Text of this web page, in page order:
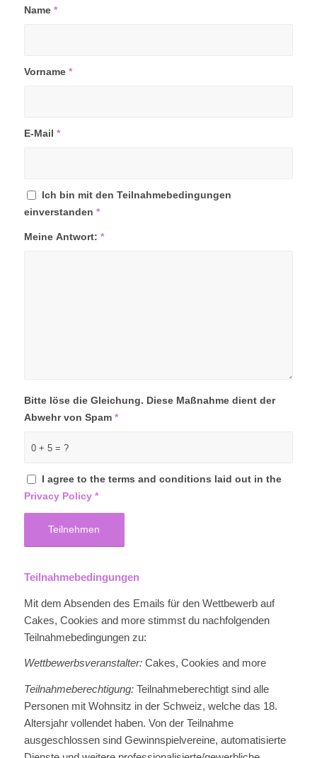
Name *
Vorname *
E-Mail *
Ich bin mit den Teilnahmebedingungen
einverstanden *
Meine Antwort: *
0 + 5 = ?
Bitte löse die Gleichung. Diese Maßnahme dient der
Abwehr von Spam *
I agree to the terms and conditions laid out in the
Privacy Policy *
Teilnahmebedingungen
Mit dem Absenden des Emails für den Wettbewerb auf
Cakes, Cookies and more stimmst du nachfolgenden
Teilnahmebedingungen zu:
Wettbewerbsveranstalter:Cakes, Cookies and more
Teilnahmeberechtigung:Teilnahmeberechtigt sind alle
Personen mit Wohnsitz in der Schweiz, welche das 18.
Altersjahr vollendet haben. Von der Teilnahme
ausgeschlossen sind Gewinnspielvereine, automatisierte